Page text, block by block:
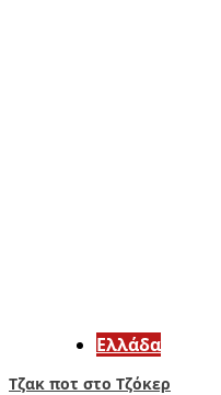
Ελλάδα
Τζακ ποτ στο Τζόκερ